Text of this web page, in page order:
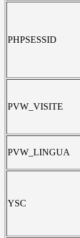
PHPSESSID
PVW_VISITE
PVW_LINGUA
YSC